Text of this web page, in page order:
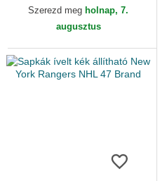
Szerezd meg holnap, 7.
augusztus